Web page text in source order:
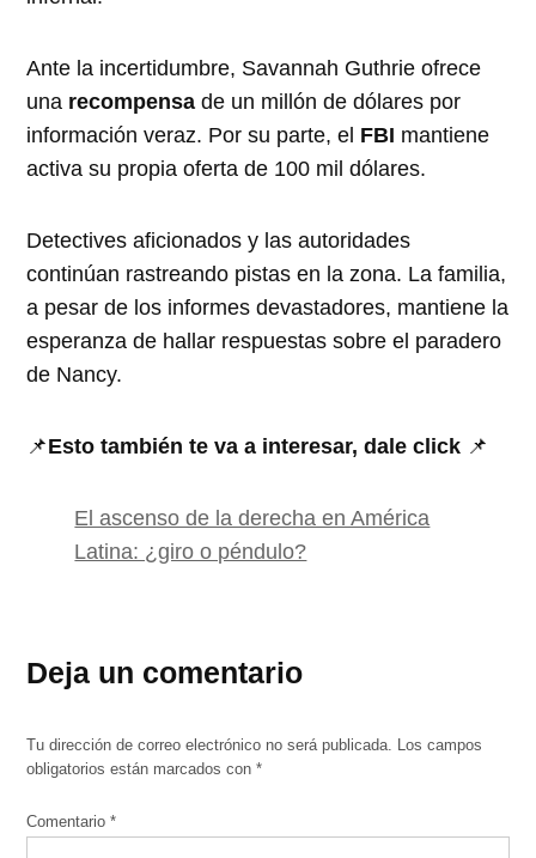
Ante la incertidumbre, Savannah Guthrie ofrece
una recompensa de un millón de dólares por
información veraz. Por su parte, el FBI mantiene
activa su propia oferta de 100 mil dólares.
Detectives aficionados y las autoridades
continúan rastreando pistas en la zona. La familia,
a pesar de los informes devastadores, mantiene la
esperanza de hallar respuestas sobre el paradero
de Nancy.
📌Esto también te va a interesar, dale click 📌
El ascenso de la derecha en América
Latina: ¿giro o péndulo?
Deja un comentario
Tu dirección de correo electrónico no será publicada. Los campos
obligatorios están marcados con*
Comentario*